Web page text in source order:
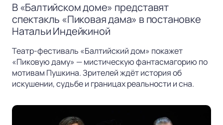
В «Балтийском доме» представят
спектакль «Пиковая дама» в постановке
Натальи Индейкиной
Театр-фестиваль «Балтийский дом» покажет
«Пиковую даму» — мистическую фантасмагорию по
мотивам Пушкина. Зрителей ждёт история об
искушении, судьбе и границах реальности и сна.